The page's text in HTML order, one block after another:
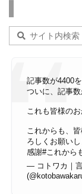
記事数が4400
ついに、記事数
これも皆様の
これからも、
ろしくお願いし
感謝#これから
— コトワカ｜